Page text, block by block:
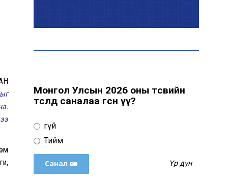
Монгол Улсын 2026 оны төсвийн
төсөлд саналаа өгсөн үү?
Үгүй
Тийм
Үр дүн